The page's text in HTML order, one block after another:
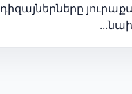
դիզայներները